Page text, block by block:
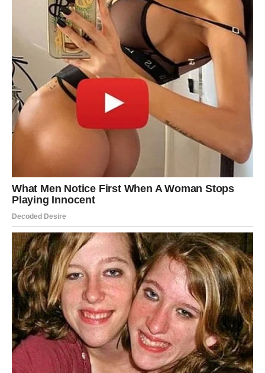
Nova sedmica donosi ravnotežu i jasne odluke. Vi više
ne želite da stojite između – sada birate ono što vam
donosi mir. To se posebno vidi u odnosima, gde dolazi do
važnih razgovora i preseka.
U ljubavi – istina izlazi na videlo, ali donosi olakšanje, ne
bol. Na poslu – saradnje se stabilizuju, a dogovori postaju
fer. Vaša sreća ove sedmice dolazi kada izaberete sebe
bez griže savesti.
ŠKORPIJA
Ova sedmica nosiduboku transformaciju. Nešto se
završava, ali samo zato da bi se otvorilo mesto za nešto
snažnije i iskrenije. Vi jasno osećate šta morate otpustiti
– i ovog puta nećete oklevati.
U ljubavi – strast se vraća, ali bez starih drama. Na poslu –
rez koji pravite donosi dugoročnu korist. Sreća dolazi
kroz hrabrost da se oprostite od onoga što vas je
iscrpljivalo.
STRELAC
Nova sedmica vam donosiradost, optimizam i lakše